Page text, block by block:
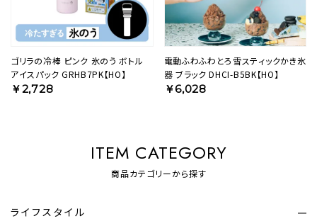
ゴリラの冷棒 ピンク 氷のう ボトル
アイスパック GRHB7PK【HO】
￥2,728
電動ふわふわとろ雪スティックかき氷
器 ブラック DHCI-B5BK【HO】
￥6,028
ITEM CATEGORY
商品カテゴリーから探す
ライフスタイル